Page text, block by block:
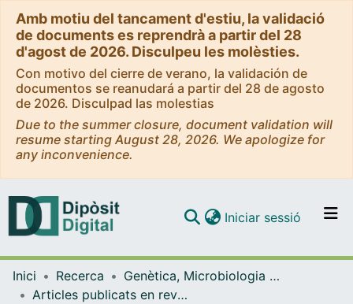
Amb motiu del tancament d'estiu, la validació
de documents es reprendrà a partir del 28
d'agost de 2026. Disculpeu les molèsties.
Con motivo del cierre de verano, la validación de
documentos se reanudará a partir del 28 de agosto
de 2026. Disculpad las molestias
Due to the summer closure, document validation will
resume starting August 28, 2026. We apologize for
any inconvenience.
Navega per tot el DD
Iniciar sessió (current)
Inici Recerca
Genètica, Microbiologia i Estadística
Articles publicats en revistes (Genètica, Microbiologia i Estadística)